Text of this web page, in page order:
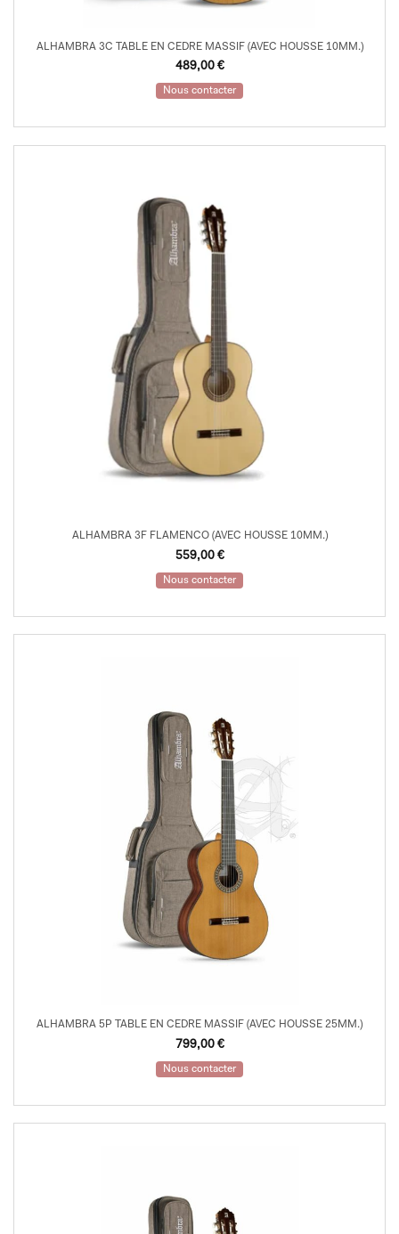
ALHAMBRA 3C TABLE EN CEDRE MASSIF (AVEC HOUSSE 10MM.)
489,00 €
Nous contacter
ALHAMBRA 3F FLAMENCO (AVEC HOUSSE 10MM.)
559,00 €
Nous contacter
ALHAMBRA 5P TABLE EN CEDRE MASSIF (AVEC HOUSSE 25MM.)
799,00 €
Nous contacter